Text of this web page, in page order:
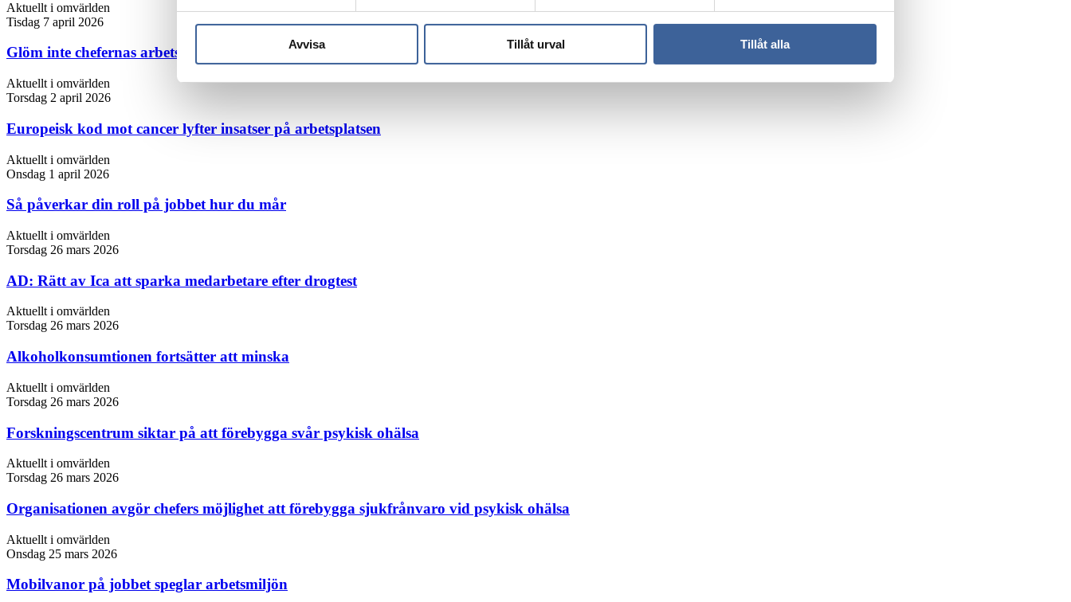
Avvisa Tillåt urval Tillåt alla
Aktuellt i omvärlden
Tisdag 7 april 2026
Glöm inte chefernas arbetsmiljö
Aktuellt i omvärlden
Torsdag 2 april 2026
Europeisk kod mot cancer lyfter insatser på arbetsplatsen
Aktuellt i omvärlden
Onsdag 1 april 2026
Så påverkar din roll på jobbet hur du mår
Aktuellt i omvärlden
Torsdag 26 mars 2026
AD: Rätt av Ica att sparka medarbetare efter drogtest
Aktuellt i omvärlden
Torsdag 26 mars 2026
Alkoholkonsumtionen fortsätter att minska
Aktuellt i omvärlden
Torsdag 26 mars 2026
Forskningscentrum siktar på att förebygga svår psykisk ohälsa
Aktuellt i omvärlden
Torsdag 26 mars 2026
Organisationen avgör chefers möjlighet att förebygga sjukfrånvaro vid psykisk ohälsa
Aktuellt i omvärlden
Onsdag 25 mars 2026
Mobilvanor på jobbet speglar arbetsmiljön